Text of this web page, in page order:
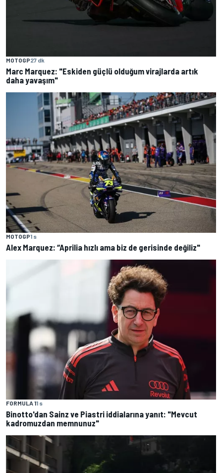
MOTOGP27 dk
Marc Marquez: "Eskiden güçlü olduğum virajlarda artık
daha yavaşım"
MOTOGP1 s
Alex Marquez: “Aprilia hızlı ama biz de gerisinde değiliz"
FORMULA 11 s
Binotto'dan Sainz ve Piastri iddialarına yanıt: "Mevcut
kadromuzdan memnunuz"